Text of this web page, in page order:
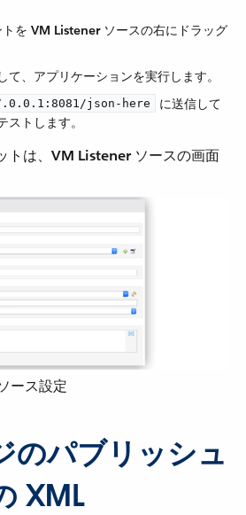
を VM Listener​ ソースの右にドラッグ
て、アプリケーションを実行します。
json-here
​ に送信して
ストします。
は、​ VM Listener​ ソースの画面
ース設定
のパブリッシュ
XML